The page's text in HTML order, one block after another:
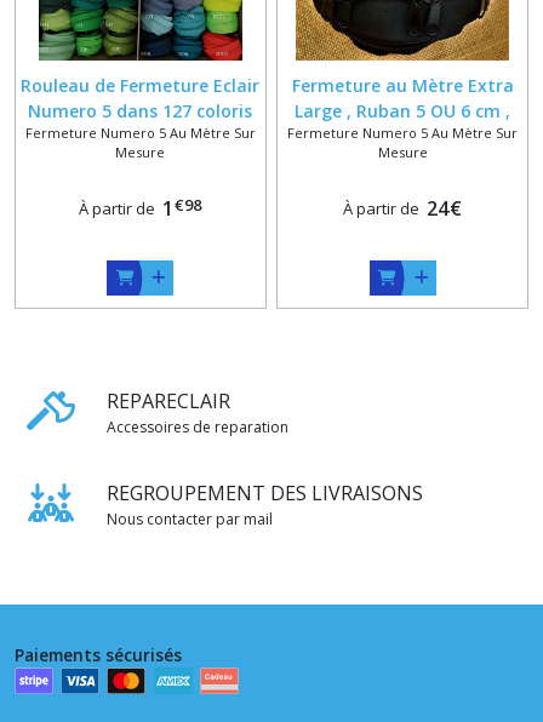
Rouleau de Fermeture Eclair
Numero 5 dans 127 coloris
Fermeture Numero 5 Au Mètre Sur
Mesure
À partir de 1 €98
Fermeture au Mètre Extra
Large , Ruban 5 OU 6 cm ,
Glissiere Nylon 6 mm Noir +
Curseurs Renforcés
Fermeture Numero 5 Au Mètre Sur
Mesure
À partir de 24€
REPARECLAIR
Accessoires de reparation
REGROUPEMENT DES LIVRAISONS
Nous contacter par mail
Paiements sécurisés